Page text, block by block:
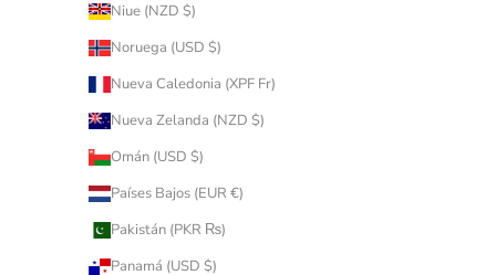
Niue (NZD $)
Noruega (USD $)
Nueva Caledonia (XPF Fr)
Nueva Zelanda (NZD $)
Omán (USD $)
Países Bajos (EUR €)
Pakistán (PKR ₨)
Panamá (USD $)